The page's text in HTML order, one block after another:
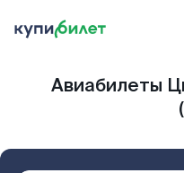
Авиабилеты